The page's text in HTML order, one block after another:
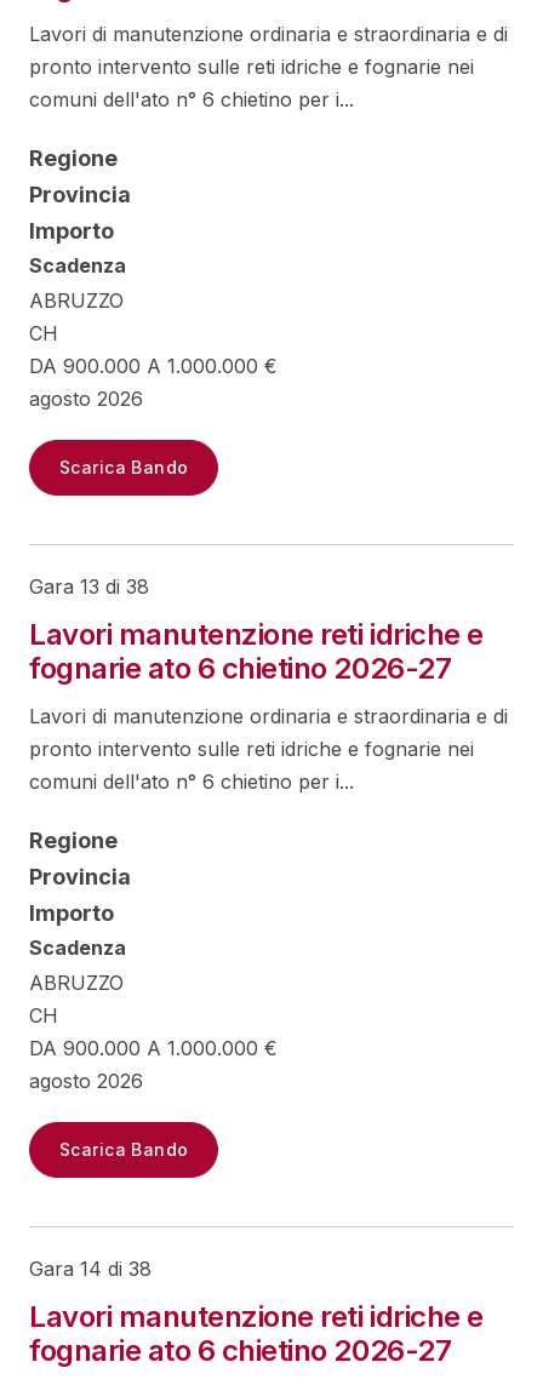
Lavori di manutenzione ordinaria e straordinaria e di
pronto intervento sulle reti idriche e fognarie nei
comuni dell'ato n° 6 chietino per i...
Regione
Provincia
Importo
Scadenza
ABRUZZO
CH
DA 900.000 A 1.000.000 €
agosto 2026
Scarica Bando
Gara 13 di 38
Lavori manutenzione reti idriche e
fognarie ato 6 chietino 2026-27
Lavori di manutenzione ordinaria e straordinaria e di
pronto intervento sulle reti idriche e fognarie nei
comuni dell'ato n° 6 chietino per i...
Regione
Provincia
Importo
Scadenza
ABRUZZO
CH
DA 900.000 A 1.000.000 €
agosto 2026
Scarica Bando
Gara 14 di 38
Lavori manutenzione reti idriche e
fognarie ato 6 chietino 2026-27